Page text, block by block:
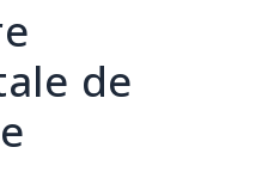
de